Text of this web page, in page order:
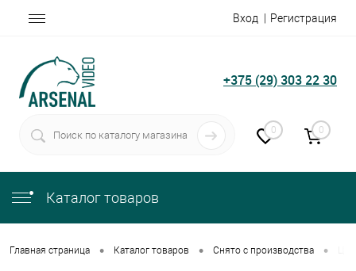
Вход Регистрация
+375 (29) 303 22 30
0 0
Каталог товаров
Главная страница • Каталог товаров • Снято с производства •